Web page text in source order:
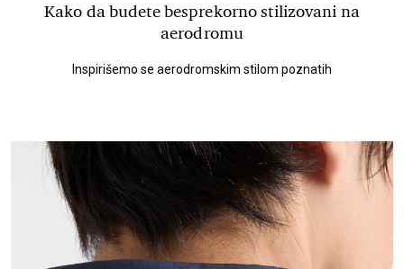
Kako da budete besprekorno stilizovani na
aerodromu
Inspirišemo se aerodromskim stilom poznatih